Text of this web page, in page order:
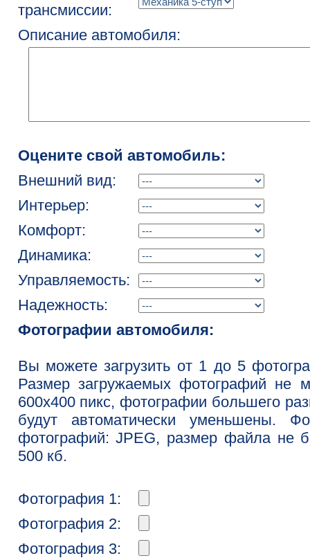
трансмиссии:
Описание автомобиля:
Оцените свой автомобиль:
Внешний вид:
Интерьер:
Комфорт:
Динамика:
Управляемость:
Надежность:
Фотографии автомобиля:
Вы можете загрузить от 1 до 5
Размер загружаемых фотографий не
600x400 пикс, фотографии большего
будут автоматически уменьшены.
фотографий: JPEG, размер файла не
500 кб.
Фотография 1:
Фотография 2:
Фотография 3: